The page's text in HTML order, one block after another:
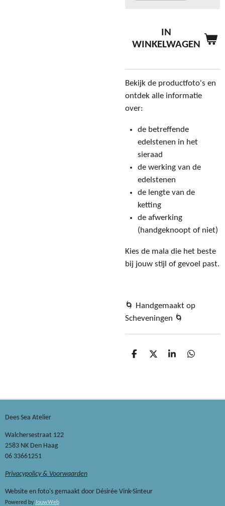
IN
WINKELWAGEN
Bekijk de productfoto's en
ontdek alle informatie
over:
de betreffende
edelstenen in het
sieraad
de werking van de
edelstenen
de lengte van de
ketting
de afwerking
(handgeknoopt of niet)
Kies de mala die het beste
bij jouw stijl of gevoel past.
🌀 Handgemaakt op
Scheveningen 🌀
D
D
S
D
Dees Sea Atelier
Walchersestraat 122
2583 NK Den Haag
06 33661251
Privacypolicy & Voorwaarden
Website en foto's gemaakt door Désirée Vink-Sinteur
Powered by JouwWeb